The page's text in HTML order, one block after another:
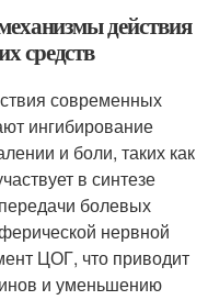
действия
средств
современных
ингибирование
и боли, таких как
в синтезе
болевых
нервной
ЦОГ, что приводит
и уменьшению